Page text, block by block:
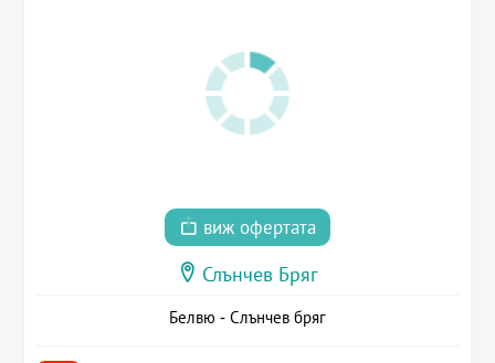
виж офертата
Слънчев Бряг
Белвю - Слънчев бряг